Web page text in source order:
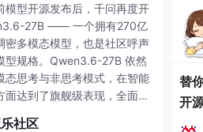
模型开源发布后，千问再度开
27B —— 一个拥有270亿
密多模态模型，也是社区呼声
型规格。Qwen3.6-27B 依然
态思考与非思考模式，在智能
面达到了旗舰级表现，全面超
社区
替
开
染